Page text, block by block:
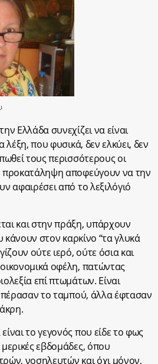
Ελλάδα συνεχίζει να είναι
λέξη, που φυσικά, δεν ελκύει, δεν
τους περισσότερους οι
αποφεύγουν να την
αφαιρέσει από το λεξιλόγιό
και στην πράξη, υπάρχουν
κάνουν στον καρκίνο “τα γλυκά
ούτε ιερό, ούτε όσια και
οφέλη, πατώντας
επί πτωμάτων. Είναι
το ταμπού, άλλα έφτασαν
το γεγονός που είδε το φως
εβδομάδες, όπου
νοσηλευτών και όχι μόνον,